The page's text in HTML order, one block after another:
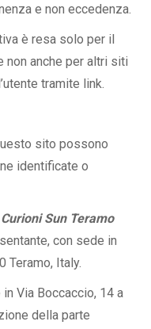
e non eccedenza.
è resa solo per il
non anche per altri siti
tramite link.
sito possono
identificate o
Curioni Sun Teramo
con sede in
Teramo, Italy.
Via Boccaccio, 14 a
della parte